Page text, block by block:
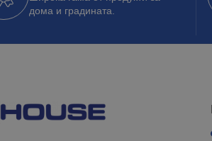
дома и градината.